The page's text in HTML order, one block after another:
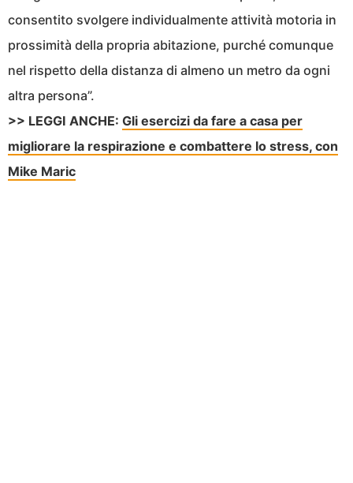
consentito svolgere individualmente attività motoria in
prossimità della propria abitazione, purché comunque
nel rispetto della distanza di almeno un metro da ogni
altra persona”.
>> LEGGI ANCHE: Gli esercizi da fare a casa per
migliorare la respirazione e combattere lo stress, con
Mike Maric